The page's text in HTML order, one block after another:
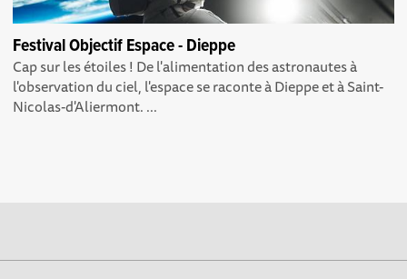
Festival Objectif Espace - Dieppe
Cap sur les étoiles ! De l'alimentation des astronautes à
l'observation du ciel, l'espace se raconte à Dieppe et à Saint-
Nicolas-d'Aliermont. ...